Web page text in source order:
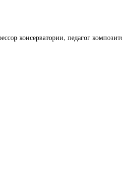
консерватории, педагог